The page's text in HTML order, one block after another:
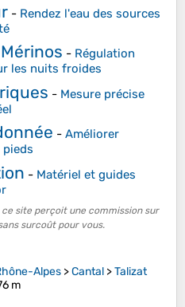
- Rendez l'eau des sources
- Régulation
les nuits froides
- Mesure précise
- Améliorer
- Matériel et guides
site perçoit une commission sur
surcoût pour vous.
Alpes >Cantal >Talizat
m